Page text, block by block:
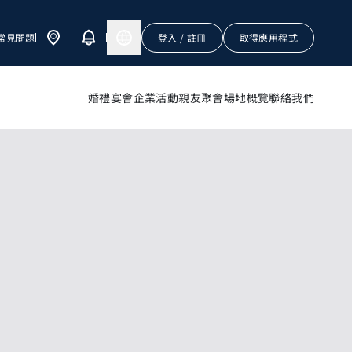
見問題 登入 / 註冊 取得應用程式
婚禮宴會企業活動親友聚會場地概覽聯絡我們